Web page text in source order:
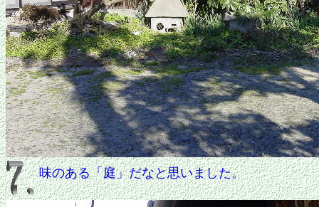
味のある「庭」だなと思いました。